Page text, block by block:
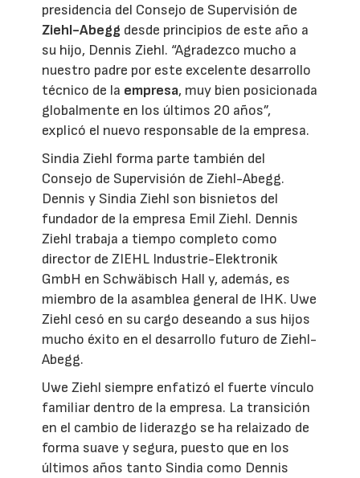
presidencia del Consejo de Supervisión de
Ziehl-Abegg desde principios de este año a
su hijo, Dennis Ziehl. “Agradezco mucho a
nuestro padre por este excelente desarrollo
técnico de la empresa, muy bien posicionada
globalmente en los últimos 20 años”,
explicó el nuevo responsable de la empresa.
Sindia Ziehl forma parte también del
Consejo de Supervisión de Ziehl-Abegg.
Dennis y Sindia Ziehl son bisnietos del
fundador de la empresa Emil Ziehl. Dennis
Ziehl trabaja a tiempo completo como
director de ZIEHL Industrie-Elektronik
GmbH en Schwäbisch Hall y, además, es
miembro de la asamblea general de IHK. Uwe
Ziehl cesó en su cargo deseando a sus hijos
mucho éxito en el desarrollo futuro de Ziehl-
Abegg.
Uwe Ziehl siempre enfatizó el fuerte vínculo
familiar dentro de la empresa. La transición
en el cambio de liderazgo se ha relaizado de
forma suave y segura, puesto que en los
últimos años tanto Sindia como Dennis